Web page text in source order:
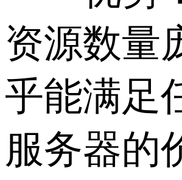
资源数量
乎能满足
服务器的